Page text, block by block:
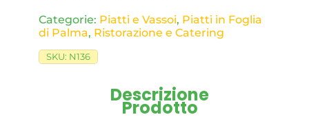
Categorie: Piatti e Vassoi, Piatti in Foglia
di Palma, Ristorazione e Catering
SKU: N136
Descrizione
Prodotto